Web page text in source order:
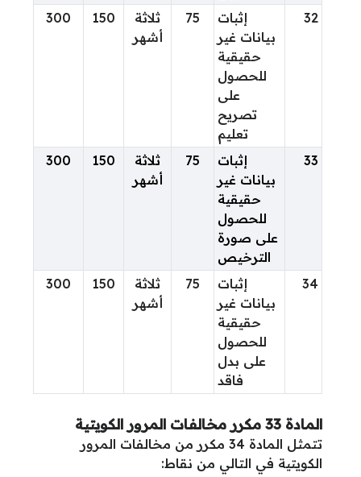
32
إثبات
بيانات غير
حقيقية
للحصول
على
تصريح
تعليم
75
ثلاثة
أشهر
150
300
33
إثبات
بيانات غير
حقيقية
للحصول
على صورة
الترخيص
75
ثلاثة
أشهر
150
300
34
إثبات
بيانات غير
حقيقية
للحصول
على بدل
فاقد
75
ثلاثة
أشهر
150
300
المادة 33 مكرر مخالفات المرور الكويتية
تتمثل المادة 34 مكرر من مخالفات المرور
الكويتية في التالي من نقاط: